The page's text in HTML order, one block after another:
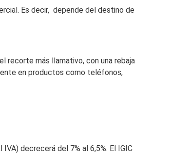
Es decir, depende del destino de
recorte más llamativo, con una rebaja
en productos como teléfonos,
decrecerá del 7% al 6,5%. El IGIC